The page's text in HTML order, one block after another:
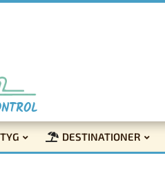
DESTINATIONER